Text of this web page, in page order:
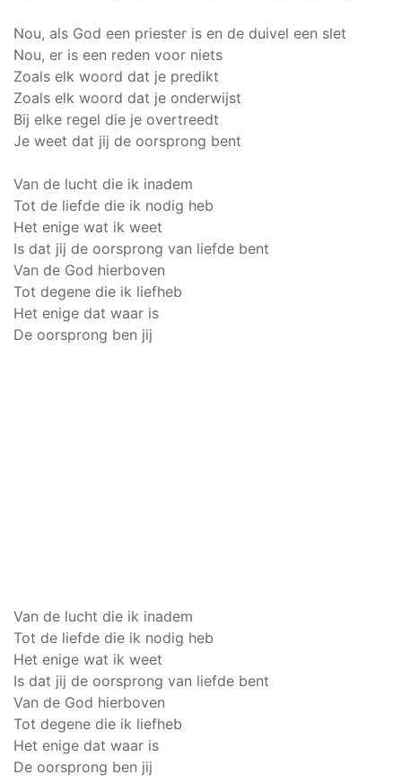
Nou, als God een priester is en de duivel een slet
Nou, er is een reden voor niets
Zoals elk woord dat je predikt
Zoals elk woord dat je onderwijst
Bij elke regel die je overtreedt
Je weet dat jij de oorsprong bent
Van de lucht die ik inadem
Tot de liefde die ik nodig heb
Het enige wat ik weet
Is dat jij de oorsprong van liefde bent
Van de God hierboven
Tot degene die ik liefheb
Het enige dat waar is
De oorsprong ben jij
Van de lucht die ik inadem
Tot de liefde die ik nodig heb
Het enige wat ik weet
Is dat jij de oorsprong van liefde bent
Van de God hierboven
Tot degene die ik liefheb
Het enige dat waar is
De oorsprong ben jij